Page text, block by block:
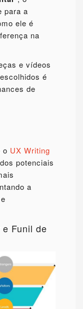
para a
ele é
na
e vídeos
é
de
o UX Writing
potenciais
a
e
Funil de